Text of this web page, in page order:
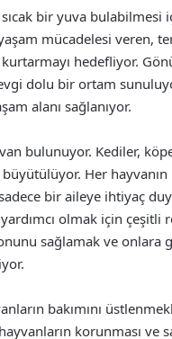
bir yuva
mücadelesi veren,
kurtarmayı hedefliyor.
dolu bir ortam
alanı sağlanıyor.
bulunuyor. Kediler,
Her
bir aileye ihtiyaç
olmak için
sağlamak ve
bakımını
korunması